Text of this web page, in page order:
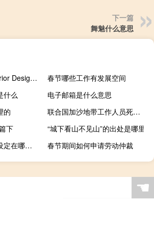
下一篇
舞魅什么意思
特斯拉Model S从Prior Design获得改造
春节哪些工作有发展空间
什么
电子邮箱是什么意思
的
联合国加沙地带工作人员死亡人数升至14人
下
“城下看山不见山”的出处是哪里
密斯卡托尼克大学设定在哪国（密斯卡托尼克大学的梗）
春节期间如何申请劳动仲裁
☚